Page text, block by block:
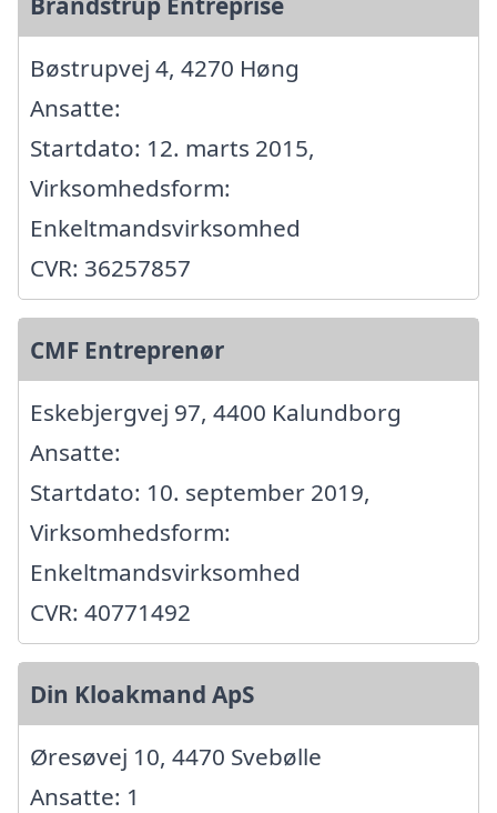
Bøstrupvej 4, 4270 Høng
Ansatte:
Startdato: 12. marts 2015,
Virksomhedsform:
Enkeltmandsvirksomhed
CVR: 36257857
CMF Entreprenør
Eskebjergvej 97, 4400 Kalundborg
Ansatte:
Startdato: 10. september 2019,
Virksomhedsform:
Enkeltmandsvirksomhed
CVR: 40771492
Din Kloakmand ApS
Øresøvej 10, 4470 Svebølle
Ansatte: 1